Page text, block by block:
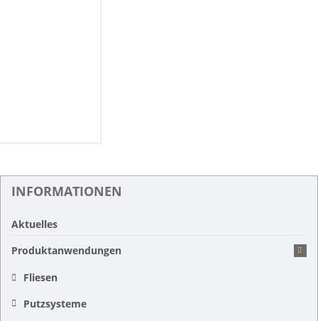
INFORMATIONEN
Aktuelles
Produktanwendungen
Fliesen
Putzsysteme